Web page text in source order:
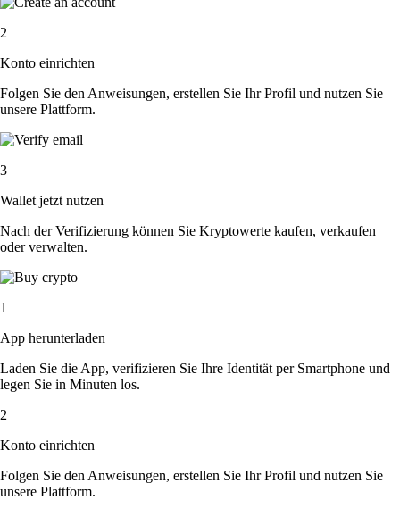
2
Konto einrichten
Folgen Sie den Anweisungen, erstellen Sie Ihr Profil und nutzen Sie
unsere Plattform.
3
Wallet jetzt nutzen
Nach der Verifizierung können Sie Kryptowerte kaufen, verkaufen
oder verwalten.
1
App herunterladen
Laden Sie die App, verifizieren Sie Ihre Identität per Smartphone und
legen Sie in Minuten los.
2
Konto einrichten
Folgen Sie den Anweisungen, erstellen Sie Ihr Profil und nutzen Sie
unsere Plattform.